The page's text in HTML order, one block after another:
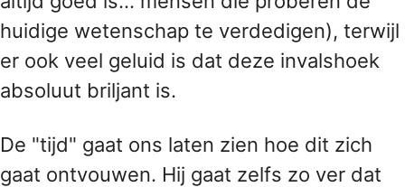
huidige wetenschap te verdedigen), terwijl
er ook veel geluid is dat deze invalshoek
absoluut briljant is.
De "tijd" gaat ons laten zien hoe dit zich
gaat ontvouwen. Hij gaat zelfs zo ver dat